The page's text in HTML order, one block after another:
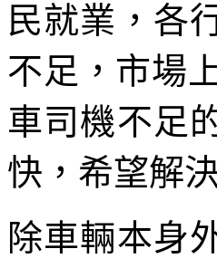
民就業，各
不足，市場
車司機不足
快，希望解
除車輛本身